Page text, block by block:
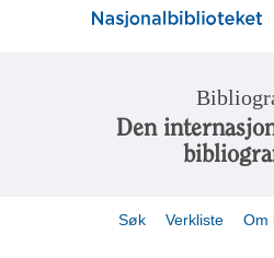
Den
Søk Verkliste Om